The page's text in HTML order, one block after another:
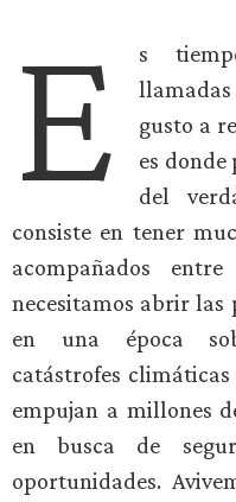
E
s
gusto a
es donde
del
consiste en tener
acompañados
necesitamos abrir las
en una época
catástrofes climáticas
empujan a millones
en busca de
oportunidades.